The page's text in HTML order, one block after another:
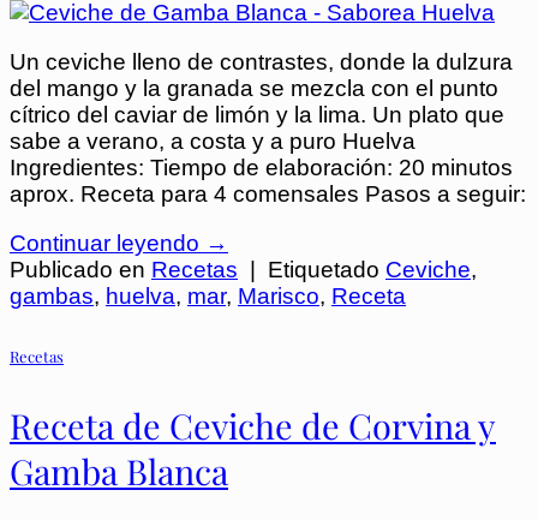
Un ceviche lleno de contrastes, donde la dulzura
del mango y la granada se mezcla con el punto
cítrico del caviar de limón y la lima.⁣ Un plato que
sabe a verano, a costa y a puro Huelva
Ingredientes: Tiempo de elaboración: 20 minutos
aprox. Receta para 4 comensales Pasos a seguir:
Continuar leyendo →
Publicado en Recetas Etiquetado Ceviche,
gambas, huelva, mar, Marisco, Receta
Recetas
Receta de Ceviche de Corvina y
Gamba Blanca